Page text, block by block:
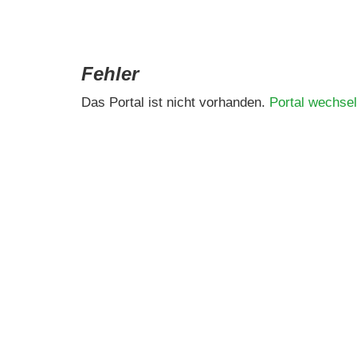
Fehler
Das Portal ist nicht vorhanden. Portal